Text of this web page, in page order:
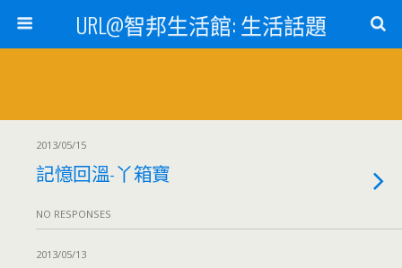
URL@智邦生活館: 生活話題
2013/05/15
記憶回溫-丫箱寶
NO RESPONSES
2013/05/13